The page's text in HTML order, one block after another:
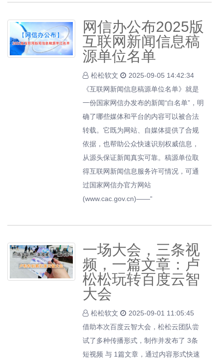
网信办公布2025版
互联网新闻信息稿
源单位名单
松松软文
2025-09-05 14:42:34
《互联网新闻信息稿源单位名单》就是
一份国家网信办发布的新闻“白名单”，明
确了哪些媒体和平台的内容可以被合法
转载。它既为网站、自媒体提供了合规
依据，也帮助公众快速识别权威信息，
从源头保证新闻真实可靠。稿源单位取
得互联网新闻信息服务许可情况，可通
过国家网信办官方网站
(www.cac.gov.cn)——“
一场大会，三条视
频，一篇文章：卢
松松玩转百度云智
大会
松松软文
2025-09-01 11:05:45
借助本次百度云智大会，松松云团队尝
试了多种传播形式，制作并发布了 3条
短视频 与 1篇文章，通过内容形式快速